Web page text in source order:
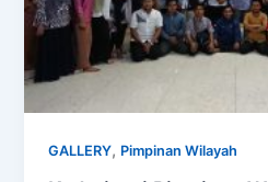
GALLERY, Pimpinan Wilayah